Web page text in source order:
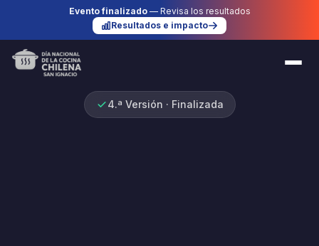
Evento finalizado — Revisa los resultados
Resultados e impacto
4.ª Versión · Finalizada